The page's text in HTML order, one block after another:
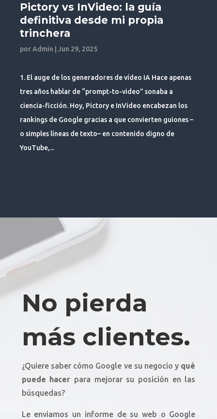
Pictory vs InVideo: la guía
definitiva desde mi propia
trinchera
porAdmin |Jun 29, 2025
1. El auge de los generadores de vídeo IA Hace apenas
tres años hablar de “prompt-to-video” sonaba a
ciencia-ficción. Hoy, Pictory e InVideo encabezan los
rankings de Google gracias a que convierten guiones –
o simples líneas de texto– en contenido digno de
YouTube,...
No pierda
más clientes.
¿Quiere saber cómo Google ve su negocio y qué
puede hacer para mejorar su posición en las
búsquedas?
Le enviamos un informe de su web o Google